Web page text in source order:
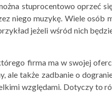
stuprocentowo oprzeć
niego muzykę. Wiele
jeżeli wśród nich
firma ma w swojej
ale także zadbanie o
względami. Dotyczy to